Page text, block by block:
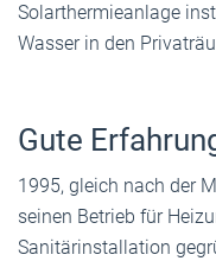
Solarthermieanlage
Wasser in den
Gute
1995, gleich nach der
seinen Betrieb für
Sanitärinstallation